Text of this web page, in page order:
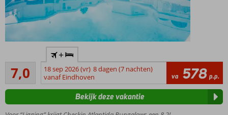
Centrum
Cristianos
en strand
op
Meerdere
7,0
Voldoende/goed
78
beoordelingen
+
18 sep 2026 (vr) 8 dagen (7 nachten)
vanaf Eindhoven
va 578 p.p.
Bekijk deze vakantie